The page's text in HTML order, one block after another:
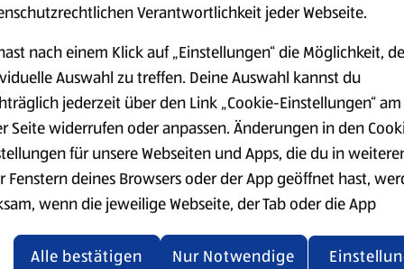
Über ALDI SÜD
Filialen
Verantwortlichkeit jeder Webseite.
nach einem Klick auf „Einstellungen“ die Möglichkeit,
Auswahl zu treffen. Deine Auswahl kannst du
jederzeit über den Link „Cookie-Einstellungen“
Seite widerrufen oder anpassen. Änderungen in den
für unsere Webseiten und Apps, die du in
Fenstern deines Browsers oder der App geöffnet hast,
wenn die jeweilige Webseite, der Tab oder die App
oder geschlossen und anschließend wieder geöffnet
Nur Notwendige
Alle bestätigen